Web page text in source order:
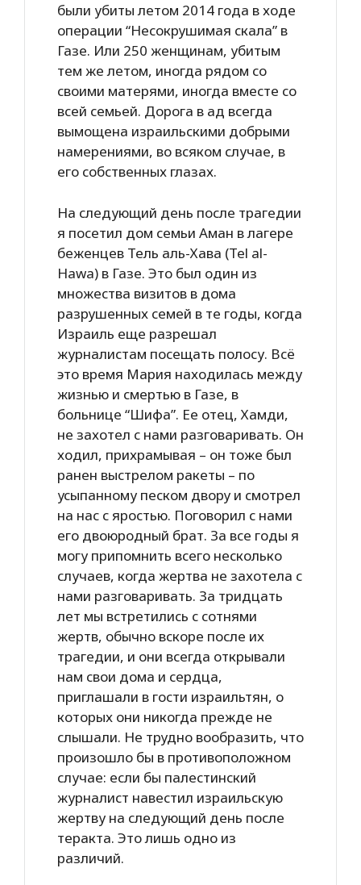
были убиты летом 2014 года в ходе
операции “Несокрушимая скала” в
Газе. Или 250 женщинам, убитым
тем же летом, иногда рядом со
своими матерями, иногда вместе со
всей семьей. Дорога в ад всегда
вымощена израильскими добрыми
намерениями, во всяком случае, в
его собственных глазах.
На следующий день после трагедии
я посетил дом семьи Аман в лагере
беженцев Тель аль-Хава (Tel al-
Hawa) в Газе. Это был один из
множества визитов в дома
разрушенных семей в те годы, когда
Израиль еще разрешал
журналистам посещать полосу. Всё
это время Мария находилась между
жизнью и смертью в Газе, в
больнице “Шифа”. Ее отец, Хамди,
не захотел с нами разговаривать. Он
ходил, прихрамывая – он тоже был
ранен выстрелом ракеты – по
усыпанному песком двору и смотрел
на нас с яростью. Поговорил с нами
его двоюродный брат. За все годы я
могу припомнить всего несколько
случаев, когда жертва не захотела с
нами разговаривать. За тридцать
лет мы встретились с сотнями
жертв, обычно вскоре после их
трагедии, и они всегда открывали
нам свои дома и сердца,
приглашали в гости израильтян, о
которых они никогда прежде не
слышали. Не трудно вообразить, что
произошло бы в противоположном
случае: если бы палестинский
журналист навестил израильскую
жертву на следующий день после
теракта. Это лишь одно из
различий.